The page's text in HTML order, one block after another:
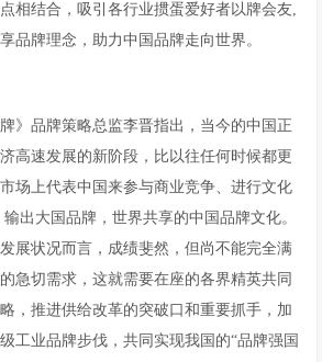
相结合，吸引各行业掼蛋爱好者以牌会友,
品牌理念，助力中国品牌走向世界。
》品牌策略总监李晋指出，当今的中国正
高速发展的新阶段，比以往任何时候都更
场上代表中国来参与商业竞争、进行文化
出大国品牌，世界共享的中国品牌文化。
展状况而言，成绩斐然，但尚不能完全满
急切需求，这就需要在座的各界精英共同
，推进供给改革的突破口和重要抓手，加
工业品牌步伐，共同实现我国的“品牌强国